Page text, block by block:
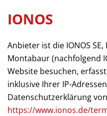
IONOS
Anbieter ist die IONOS
Montabaur (nachfolgend
Website besuchen,
inklusive Ihrer IP-
Datenschutzerklärung von
https://www.ionos.de/